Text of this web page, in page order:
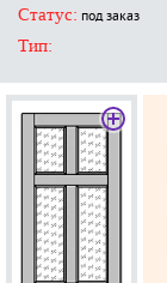
Статус: под заказ
Тип: